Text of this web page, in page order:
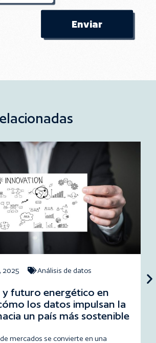
2025 Análisis de datos
y futuro energético en
los datos impulsan la
un país más sostenible
mercados se convierte en una